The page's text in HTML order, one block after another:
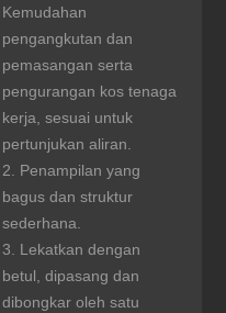
Kemudahan
pengangkutan dan
pemasangan serta
pengurangan kos tenaga
kerja, sesuai untuk
pertunjukan aliran.
2. Penampilan yang
bagus dan struktur
sederhana.
3. Lekatkan dengan
betul, dipasang dan
dibongkar oleh satu